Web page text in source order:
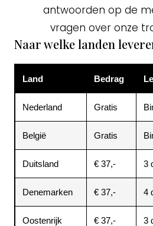
antwoorden op de
vragen over onze
Naar welke landen
Land Bedrag
Nederland Gratis
België Gratis
Duitsland € 37,- 3
Denemarken € 37,- 4
Oostenrijk € 37,- 3